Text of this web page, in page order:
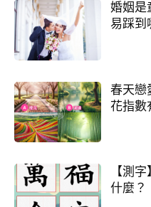
婚姻是
易踩到
春天戀
花指數
【測
什麼？